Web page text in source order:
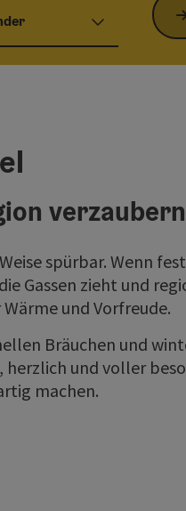
spürbar. Wenn
Gassen zieht und
und Vorfreude.
Bräuchen und
herzlich und voller
machen.